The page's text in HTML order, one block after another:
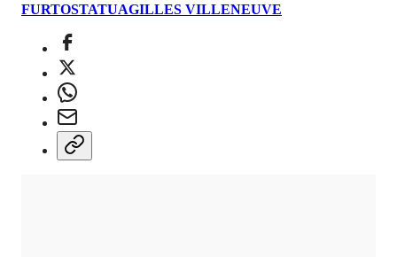
FURTOSTATUAGILLES VILLENEUVE